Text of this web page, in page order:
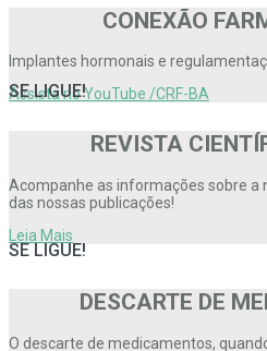
CONEXÃO
Implantes hormonais e
Assista no YouTube /CRF-BA
SE LIGUE!
REVISTA
Acompanhe as informações sobre a
das nossas publicações!
Leia Mais
SE LIGUE!
DESCARTE DE
O descarte de medicamentos,